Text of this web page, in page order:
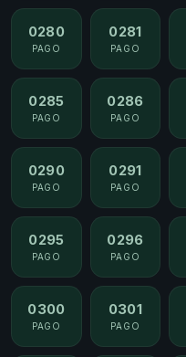
0280
PAGO
0281
PAGO
0285
PAGO
0286
PAGO
0290
PAGO
0291
PAGO
0295
PAGO
0296
PAGO
0300
PAGO
0301
PAGO